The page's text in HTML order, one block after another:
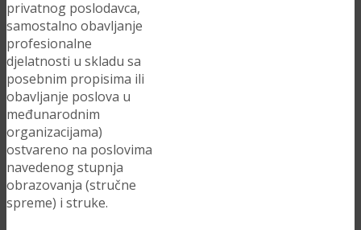
privatnog poslodavca,
samostalno obavljanje
profesionalne
djelatnosti u skladu sa
posebnim propisima ili
obavljanje poslova u
međunarodnim
organizacijama)
ostvareno na poslovima
navedenog stupnja
obrazovanja (stručne
spreme) i struke.